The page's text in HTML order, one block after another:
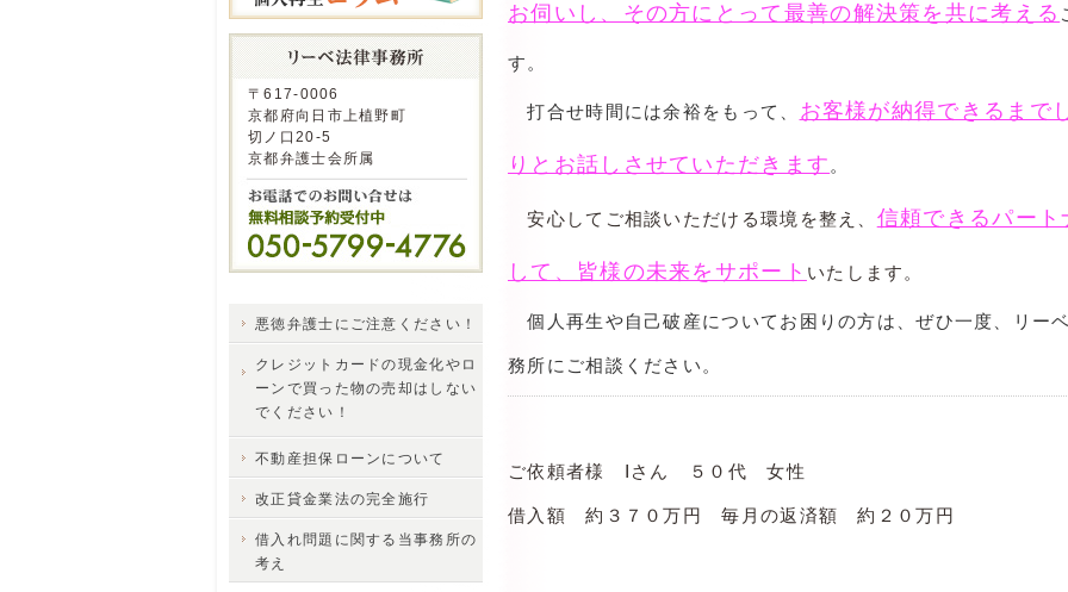
〒617-0006
京都府向日市上植野町
切ノ口20-5
京都弁護士会所属
悪徳弁護士にご注意ください！
クレジットカードの現金化やロ
ーンで買った物の売却はしない
でください！
不動産担保ローンについて
改正貸金業法の完全施行
借入れ問題に関する当事務所の
考え
お伺いし、その方にとって最善の解決策を共に考える
す。
打合せ時間には余裕をもって、 お客様が納得できるまで
りとお話しさせていただきます 。
安心してご相談いただける環境を整え、 信頼できるパート
して、皆様の未来をサポート いたします。
個人再生や自己破産についてお困りの方は、ぜひ一度、リー
務所にご相談ください。
ご依頼者様 Ⅰさん ５０代 女性
借入額 約３７０万円 毎月の返済額 約２０万円